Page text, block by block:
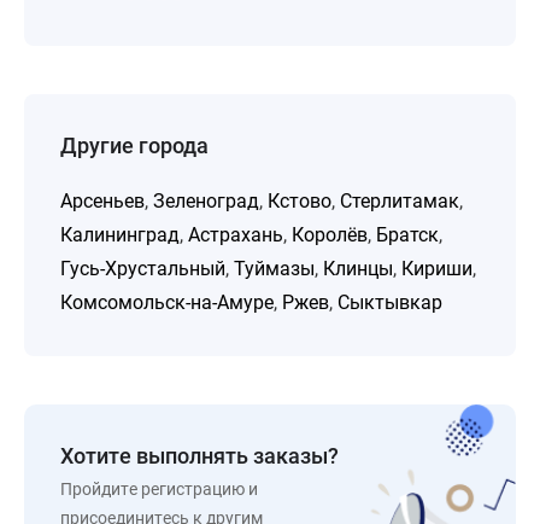
Другие города
Арсеньев, Зеленоград, Кстово, Стерлитамак,
Калининград, Астрахань, Королёв, Братск,
Гусь-Хрустальный, Туймазы, Клинцы, Кириши,
Комсомольск-на-Амуре, Ржев, Сыктывкар
Хотите выполнять заказы?
Пройдите регистрацию и
присоединитесь к другим